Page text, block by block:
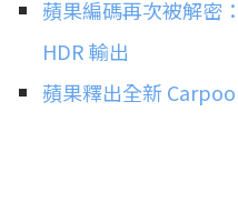
蘋果編碼再次被解密
HDR 輸出
蘋果釋出全新